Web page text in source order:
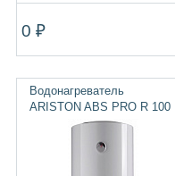
0 ₽
Водонагреватель
ARISTON ABS PRO R 100